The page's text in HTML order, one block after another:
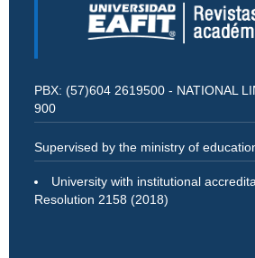
PBX: (57)604 2619500 - NATIONAL
900
Supervised by the ministry of
University with institutional
Resolution 2158 (2018)